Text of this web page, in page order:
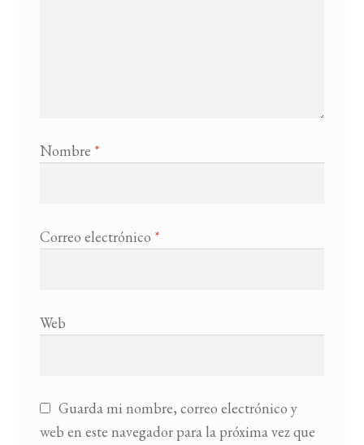
Nombre *
Correo electrónico *
Web
Guarda mi nombre, correo electrónico y
web en este navegador para la próxima vez que